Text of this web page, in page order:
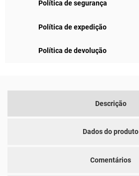
Política de segurança
Política de expedição
Política de devolução
Descrição
Dados do produto
Comentários